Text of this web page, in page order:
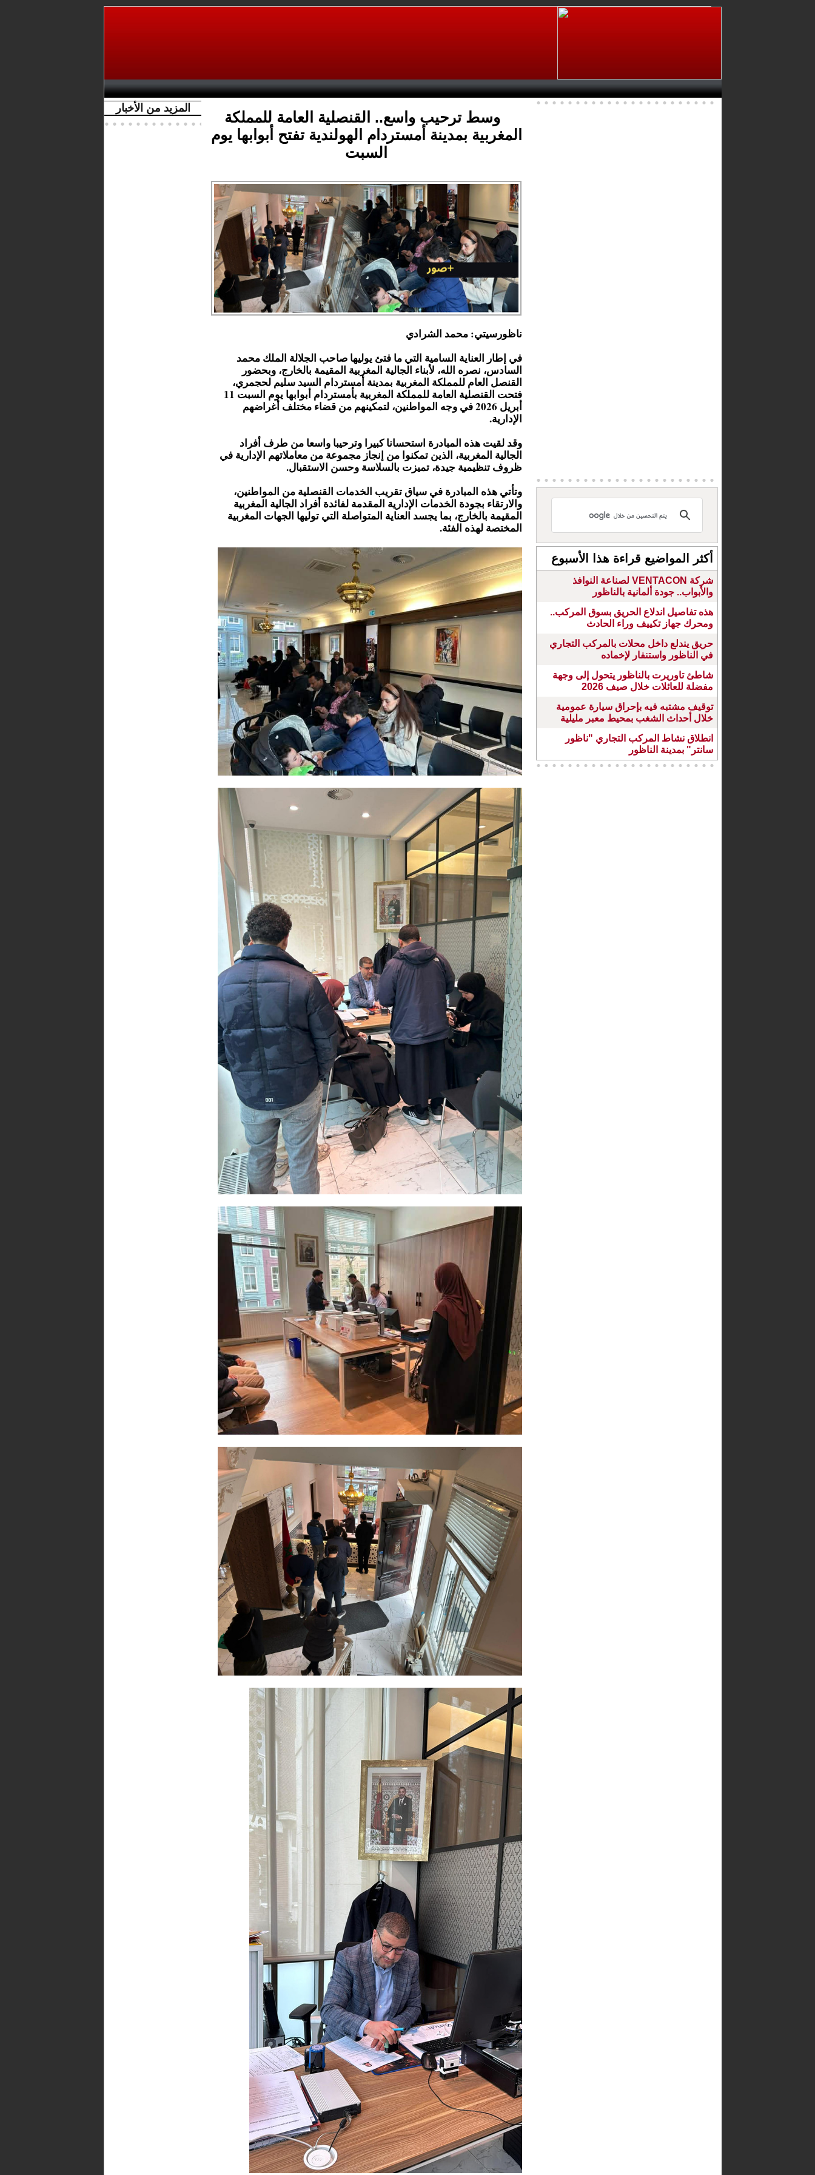
المزيد من الأخبار
وسط ترحيب واسع.. القنصلية العامة للمملكة
المغربية بمدينة أمستردام الهولندية تفتح أبوابها يوم
السبت
ناظورسيتي: محمد الشرادي
في إطار العناية السامية التي ما فتئ يوليها صاحب الجلالة الملك محمد
السادس، نصره الله، لأبناء الجالية المغربية المقيمة بالخارج، وبحضور
القنصل العام للمملكة المغربية بمدينة أمستردام السيد سليم لحجمري،
فتحت القنصلية العامة للمملكة المغربية بأمستردام أبوابها يوم السبت 11
أبريل 2026 في وجه المواطنين، لتمكينهم من قضاء مختلف أغراضهم
الإدارية.
وقد لقيت هذه المبادرة استحسانا كبيرا وترحيبا واسعا من طرف أفراد
الجالية المغربية، الذين تمكنوا من إنجاز مجموعة من معاملاتهم الإدارية في
ظروف تنظيمية جيدة، تميزت بالسلاسة وحسن الاستقبال.
وتأتي هذه المبادرة في سياق تقريب الخدمات القنصلية من المواطنين،
والارتقاء بجودة الخدمات الإدارية المقدمة لفائدة أفراد الجالية المغربية
المقيمة بالخارج، بما يجسد العناية المتواصلة التي توليها الجهات المغربية
المختصة لهذه الفئة.
أكثر المواضيع قراءة هذا الأسبوع
شركة VENTACON لصناعة النوافذ
والأبواب.. جودة ألمانية بالناظور
هذه تفاصيل اندلاع الحريق بسوق المركب..
ومحرك جهاز تكييف وراء الحادث
حريق يندلع داخل محلات بالمركب التجاري
في الناظور واستنفار لإخماده
شاطئ تاوريرت بالناظور يتحول إلى وجهة
مفضلة للعائلات خلال صيف 2026
توقيف مشتبه فيه بإحراق سيارة عمومية
خلال أحداث الشغب بمحيط معبر مليلية
انطلاق نشاط المركب التجاري "ناظور
سانتر" بمدينة الناظور